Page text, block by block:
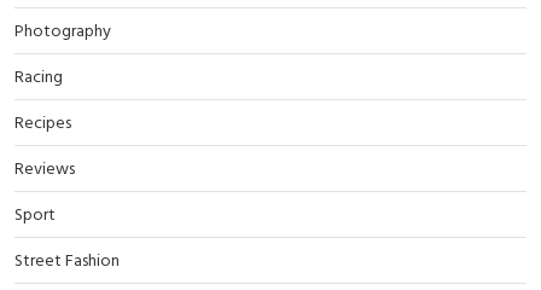
Photography
Racing
Recipes
Reviews
Sport
Street Fashion